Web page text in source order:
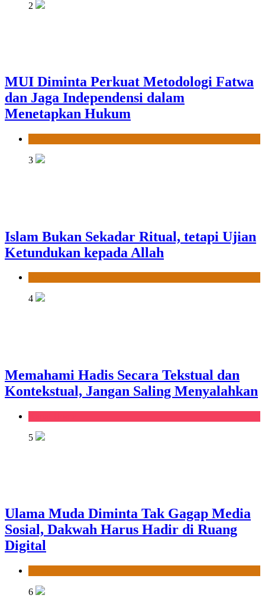
2
MUI Diminta Perkuat Metodologi Fatwa
dan Jaga Independensi dalam
Menetapkan Hukum
3
Islam Bukan Sekadar Ritual, tetapi Ujian
Ketundukan kepada Allah
4
Memahami Hadis Secara Tekstual dan
Kontekstual, Jangan Saling Menyalahkan
5
Ulama Muda Diminta Tak Gagap Media
Sosial, Dakwah Harus Hadir di Ruang
Digital
6